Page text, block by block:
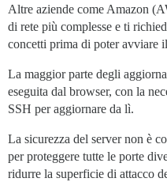
Altre aziende come Amazon
di rete più complesse e ti
concetti prima di poter avviare
La maggior parte degli
eseguita dal browser, con la
SSH per aggiornare da lì.
La sicurezza del server non è
per proteggere tutte le porte
ridurre la superficie di attacco